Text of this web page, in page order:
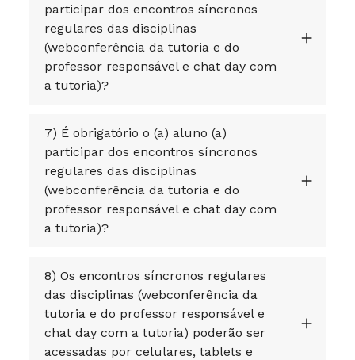
participar dos encontros síncronos
regulares das disciplinas
(webconferência da tutoria e do
professor responsável e chat day com
a tutoria)?
7) É obrigatório o (a) aluno (a)
participar dos encontros síncronos
regulares das disciplinas
(webconferência da tutoria e do
professor responsável e chat day com
a tutoria)?
8) Os encontros síncronos regulares
das disciplinas (webconferência da
tutoria e do professor responsável e
chat day com a tutoria) poderão ser
acessadas por celulares, tablets e